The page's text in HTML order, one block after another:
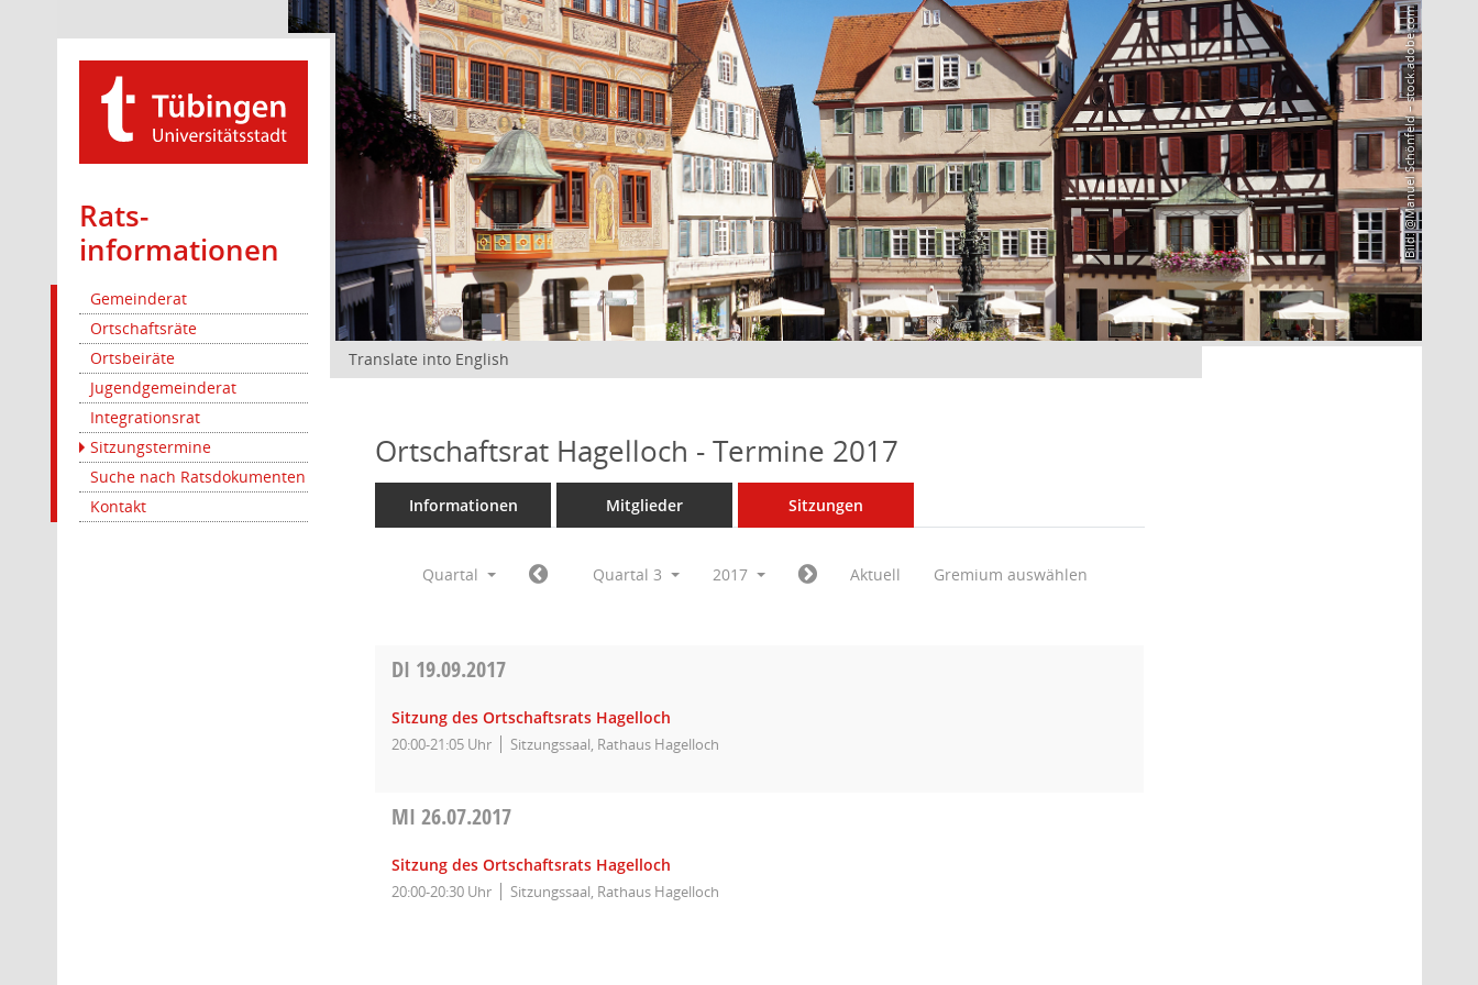
Rats­
informationen
Gemeinderat
Ortschaftsräte
Ortsbeiräte
Jugendgemeinderat
Integrationsrat
Sitzungstermine
Suche nach Ratsdokumenten
Kontakt
Bild: @Manuel Schönfeld – stock.adobe.com
Translate into English
Ortschaftsrat Hagelloch - Termine 2017
Informationen Mitglieder Sitzungen
Quartal Quartal 3 2017 Aktuell Gremium auswählen
DI 19.09.2017
Sitzung des Ortschaftsrats Hagelloch
20:00-21:05 Uhr Sitzungssaal, Rathaus Hagelloch
MI26.07.2017
Sitzung des Ortschaftsrats Hagelloch
20:00-20:30 Uhr Sitzungssaal, Rathaus Hagelloch